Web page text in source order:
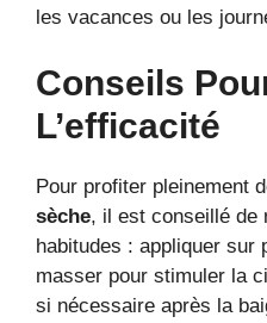
les vacances ou les
Conseils
L’efficacité
Pour profiter pleinement
sèche, il est conseillé de
habitudes : appliquer sur
masser pour stimuler la
si nécessaire après la